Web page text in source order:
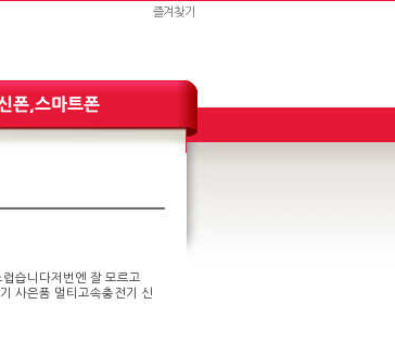
즐겨찾기
습니다저번엔 잘 모르고
사은품 멀티고속충전기 신